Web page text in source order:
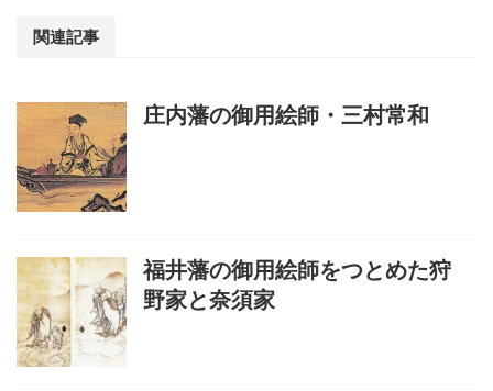
関連記事
庄内藩の御用絵師・三村常和
福井藩の御用絵師をつとめた狩
野家と奈須家